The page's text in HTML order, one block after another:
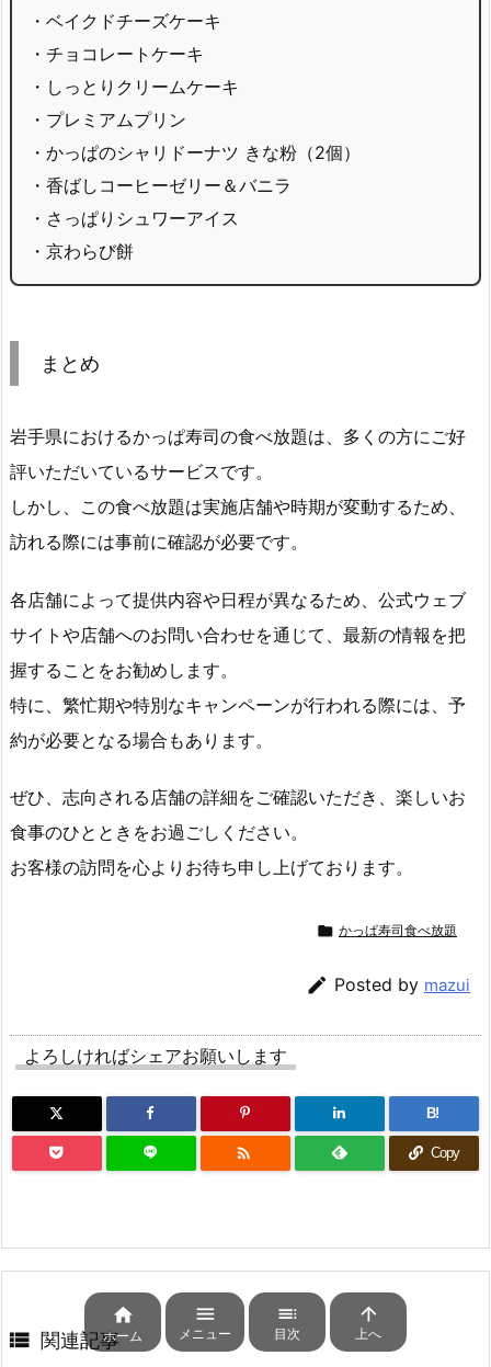
・ベイクドチーズケーキ
・チョコレートケーキ
・しっとりクリームケーキ
・プレミアムプリン
・かっぱのシャリドーナツ きな粉（2個）
・香ばしコーヒーゼリー＆バニラ
・さっぱりシュワーアイス
・京わらび餅
まとめ
岩手県におけるかっぱ寿司の食べ放題は、多くの方にご好
評いただいているサービスです。
しかし、この食べ放題は実施店舗や時期が変動するため、
訪れる際には事前に確認が必要です。
各店舗によって提供内容や日程が異なるため、公式ウェブ
サイトや店舗へのお問い合わせを通じて、最新の情報を把
握することをお勧めします。
特に、繁忙期や特別なキャンペーンが行われる際には、予
約が必要となる場合もあります。
ぜひ、志向される店舗の詳細をご確認いただき、楽しいお
食事のひとときをお過ごしください。
お客様の訪問を心よりお待ち申し上げております。
 かっぱ寿司食べ放題
 Posted by mazui
よろしければシェアお願いします
B!
 Copy
 関連記事

ホーム

メニュー

目次

上へ